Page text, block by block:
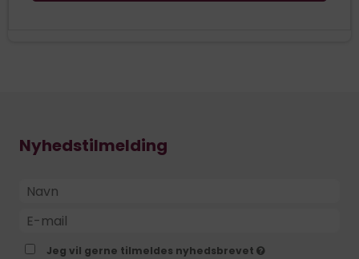
Nyhedstilmelding
Jeg vil gerne tilmeldes nyhedsbrevet